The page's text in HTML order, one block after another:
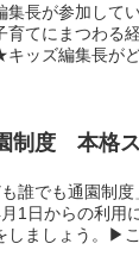
長が参加して
育てにまつわる
ッズ編集長が
制度 本格
誰でも通園制
1日からの利用
しましょう。▶